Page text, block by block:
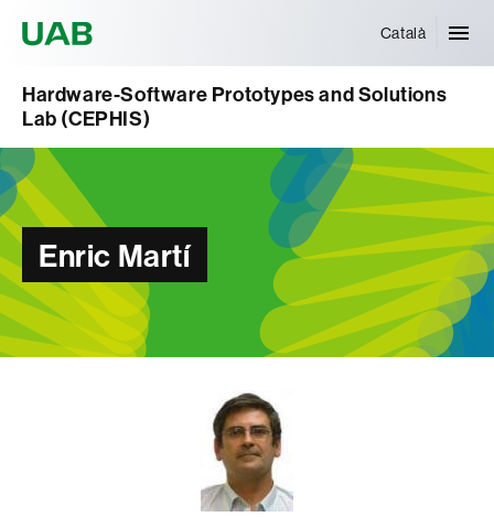
Català
Hardware-Software Prototypes and Solutions
Lab (CEPHIS)
Enric Martí